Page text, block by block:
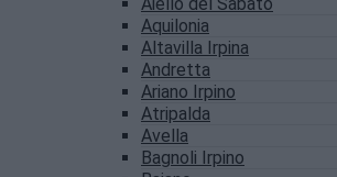
Aquilonia
Altavilla Irpina
Andretta
Ariano Irpino
Atripalda
Avella
Bagnoli Irpino